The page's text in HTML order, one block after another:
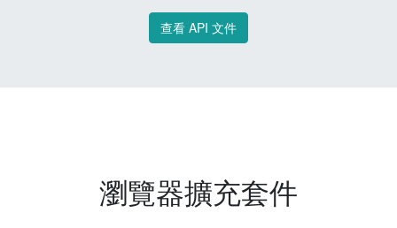
查看 API 文件
瀏覽器擴充套件